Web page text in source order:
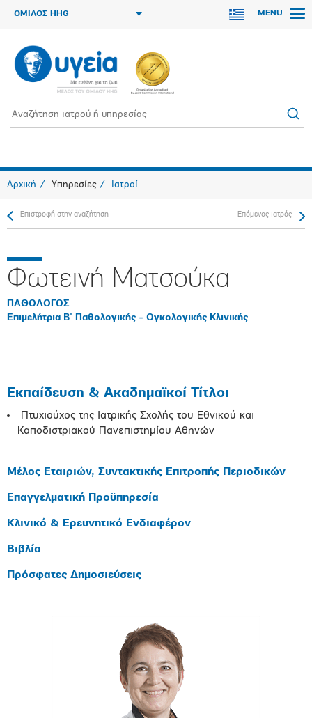
ΟΜΙΛΟΣ HHG MENU
Αρχική Υπηρεσίες Ιατροί
Επιστροφή στην αναζήτηση Επόμενος ιατρός
Φωτεινή Ματσούκα
ΠΑΘΟΛΟΓΟΣ
Επιμελήτρια Β' Παθολογικής - Ογκολογικής Κλινικής
Εκπαίδευση & Ακαδημαϊκοί Τίτλοι
Πτυχιούχος της Ιατρικής Σχολής του Εθνικού και
Καποδιστριακού Πανεπιστημίου Αθηνών
Μέλος Εταιριών, Συντακτικής Επιτροπής Περιοδικών
Επαγγελματική Προϋπηρεσία
Κλινικό & Ερευνητικό Ενδιαφέρον
Βιβλία
Πρόσφατες Δημοσιεύσεις